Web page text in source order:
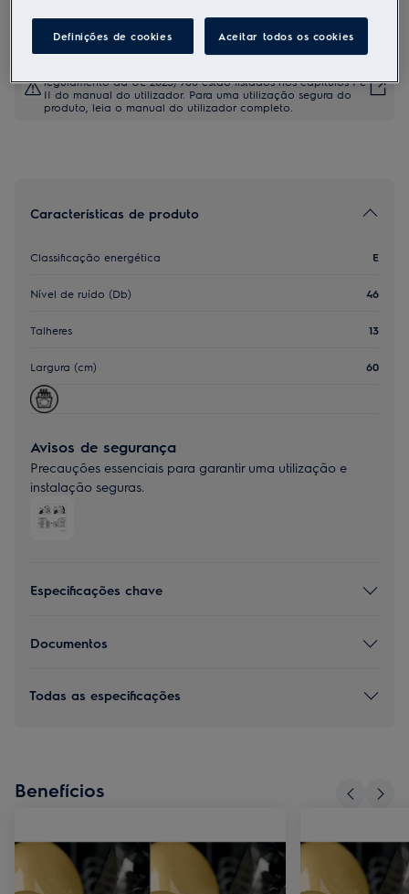
regulamento da UE 2023/988 estão listados nos capítulos I e
II do manual do utilizador. Para uma utilização segura do
produto, leia o manual do utilizador completo.
Características de produto
Classificação energética E
Nível de ruído (Db) 46
Talheres 13
Largura (cm) 60
Avisos de segurança
Precauções essenciais para garantir uma utilização e
instalação seguras.
Especificações chave
Documentos
Todas as especificações
Benefícios
Definições de cookies Aceitar todos os cookies